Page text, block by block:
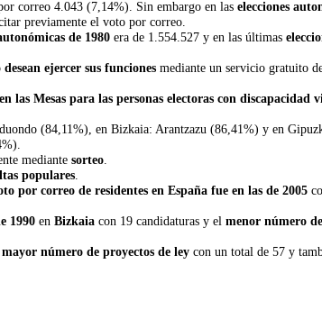
correo 4.043 (7,14%). Sin embargo en las elecciones
previamente el voto por correo.
de 1980 era de 1.554.527 y en las últimas
ejercer sus funciones mediante un servicio gratuito
las Mesas para las personas electoras con
(84,11%), en Bizkaia: Arantzazu (86,41%) y en
mediante sorteo
populares
por correo de residentes en España fue en las de 2005
1990 en Bizkaia con 19 candidaturas y el menor número
número de proyectos de ley con un total de 57 y